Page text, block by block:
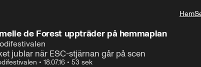
Hem
de Forest uppträder på hemmaplan
jublar när ESC-stjärnan går på scen
• 18.07.16 • 53 sek